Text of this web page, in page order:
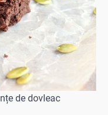
de dovleac